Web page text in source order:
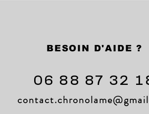
BESOIN D'AIDE ?
06 88 87 32